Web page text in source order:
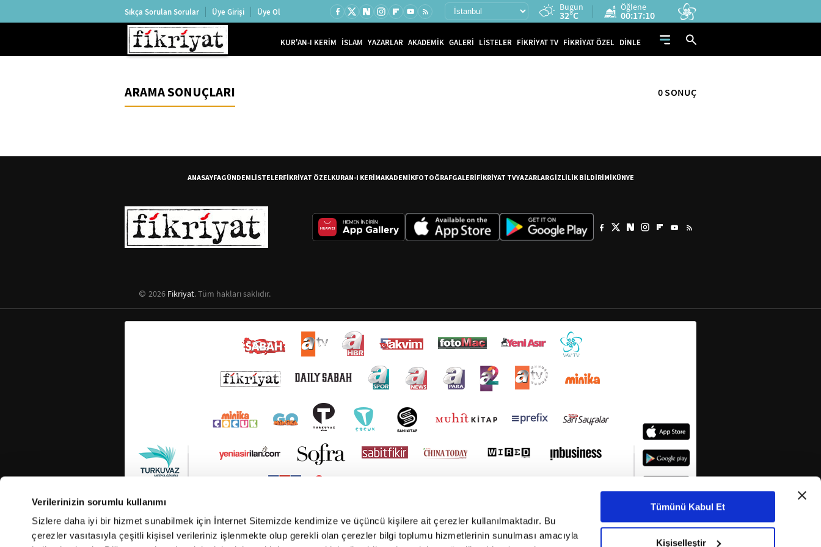
Verilerinizin sorumlu kullanımı
Sizlere daha iyi bir hizmet sunabilmek için İnternet Sitemizde kendimize ve üçüncü kişilere ait çerezler kullanılmaktadır. Bu
çerezler vasıtasıyla çeşitli kişisel verileriniz işlenmekte olup gerekli olan çerezler bilgi toplumu hizmetlerinin sunulması amacıyla
Tümünü Kabul Et
Kişiselleştir
Sıkça Sorulan Sorular Üye Girişi Üye Ol Bugün
32°C
Öğlene
00:17:10
KUR'AN-I KERİM İSLAM YAZARLAR AKADEMİK GALERİ LİSTELER FİKRİYAT TV FİKRİYAT ÖZEL DİNLE
ARAMA SONUÇLARI 0 SONUÇ
ANASAYFAGÜNDEMLİSTELERFİKRİYAT ÖZELKURAN-I KERİMAKADEMİKFOTOĞRAFGALERİFİKRİYAT TVYAZARLARGİZLİLİK BİLDİRİMİKÜNYE
2026 Fikriyat. Tüm hakları saklıdır.